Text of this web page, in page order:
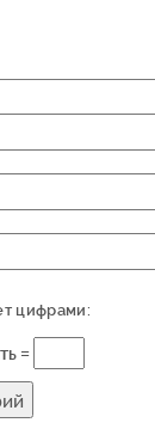
цифрами:
=